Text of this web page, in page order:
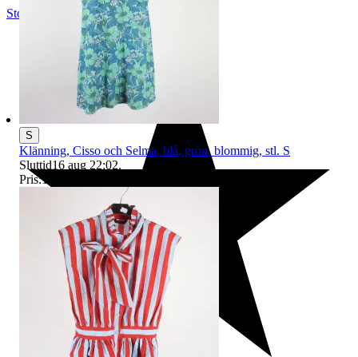
Stockholm
Sverige
S
Klänning, Cisso och Selma, blå, grön, blommig, stl. S
Sluttid16 aug 22:02.
Pris:1 kr